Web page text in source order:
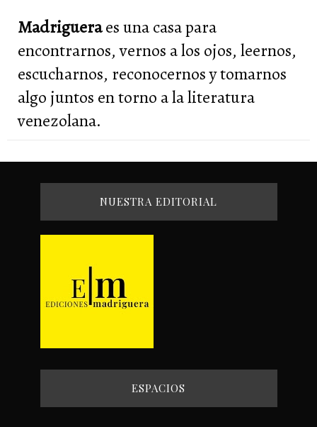
Madrigueraes una casa para
encontrarnos, vernos a los ojos, leernos,
escucharnos, reconocernos y tomarnos
algo juntos en torno a la literatura
venezolana.
NUESTRA EDITORIAL
ESPACIOS